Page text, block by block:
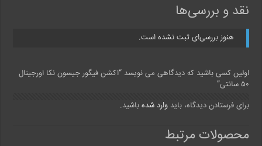
نقد و بررسی‌ها
هنوز بررسی‌ای ثبت نشده است.
اولین کسی باشید که دیدگاهی می نویسد “اکشن فیگور جیسون نکا اورجینال
۵۰ سانتی”
برای فرستادن دیدگاه، بایدوارد شده باشید.
محصولات مرتبط